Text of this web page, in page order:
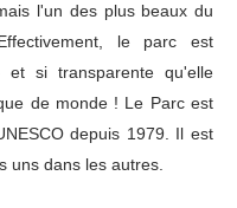
l'un des plus beaux du
le parc est
et si transparente qu'elle
de monde ! Le Parc est
depuis 1979. Il est
uns dans les autres.